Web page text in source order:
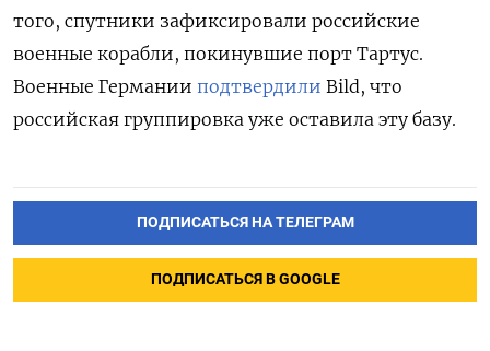
того, спутники зафиксировали российские
военные корабли, покинувшие порт Тартус.
Военные Германии подтвердили Bild, что
российская группировка уже оставила эту базу.
ПОДПИСАТЬСЯ НА ТЕЛЕГРАМ
ПОДПИСАТЬСЯ В GOOGLE